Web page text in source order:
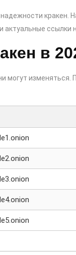
кракен.
ссылки
в
могут изменяться.